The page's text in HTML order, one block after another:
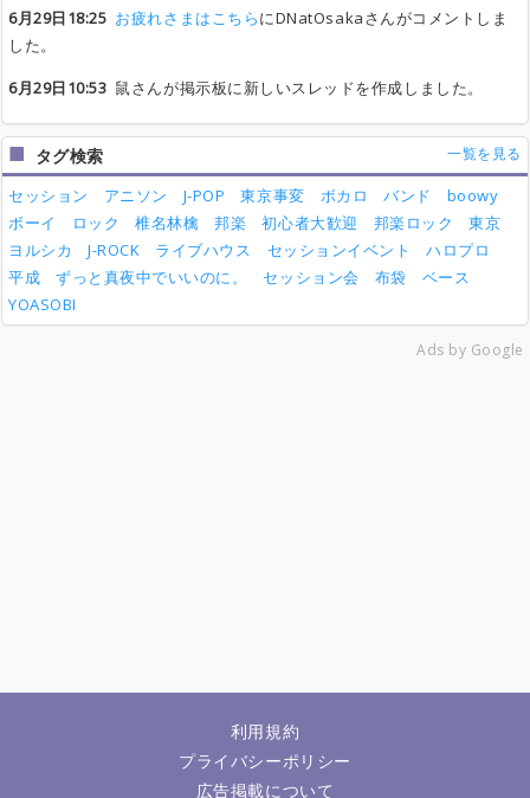
6月29日18:25 お疲れさまはこちらにDNatOsakaさんがコメントしま
した。
6月29日10:53 鼠さんが掲示板に新しいスレッドを作成しました。
タグ検索 一覧を見る
セッション アニソン J-POP 東京事変 ボカロ バンド
boowy
ボーイ
ロック 椎名林檎 邦楽 初心者大歓迎 邦楽ロック
東京
ヨルシカ
J-ROCK ライブハウス セッションイベント
ハロプロ
平成
ずっと真夜中でいいのに。 セッション会 布袋
ベース
YOASOBI
Ads by Google
利用規約
プライバシーポリシー
広告掲載について